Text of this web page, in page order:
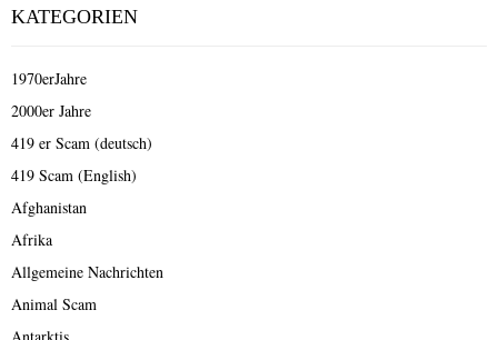
KATEGORIEN
1970erJahre
2000er Jahre
419 er Scam (deutsch)
419 Scam (English)
Afghanistan
Afrika
Allgemeine Nachrichten
Animal Scam